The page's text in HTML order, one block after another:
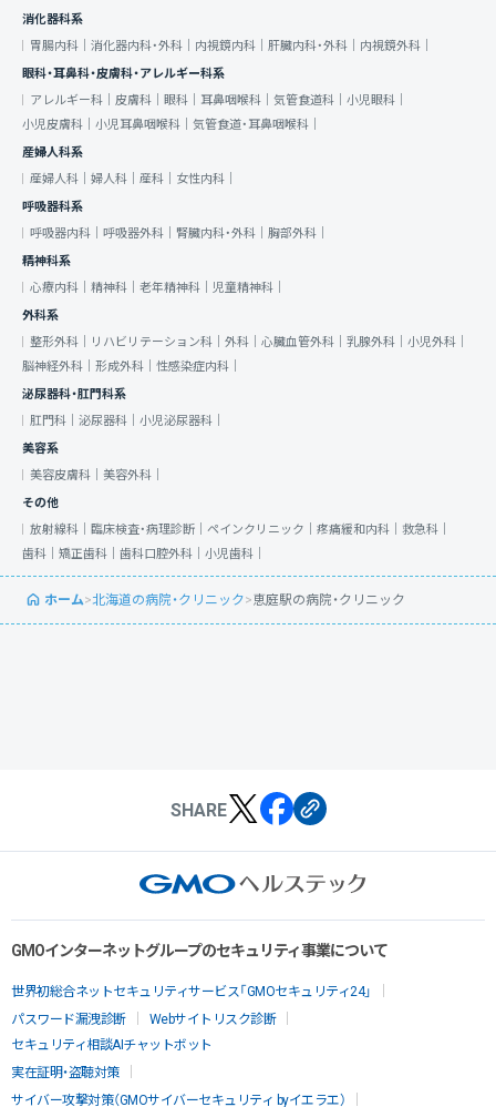
消化器科系
胃腸内科｜ 消化器内科・外科｜ 内視鏡内科｜ 肝臓内科・外科｜ 内視鏡外科｜
眼科・耳鼻科・皮膚科・アレルギー科系
アレルギー科｜ 皮膚科｜ 眼科｜ 耳鼻咽喉科｜ 気管食道科｜ 小児眼科｜
小児皮膚科｜ 小児耳鼻咽喉科｜ 気管食道・耳鼻咽喉科｜
産婦人科系
産婦人科｜ 婦人科｜ 産科｜ 女性内科｜
呼吸器科系
呼吸器内科｜ 呼吸器外科｜ 腎臓内科・外科｜ 胸部外科｜
精神科系
心療内科｜ 精神科｜ 老年精神科｜ 児童精神科｜
外科系
整形外科｜
リハビリテーション科｜ 外科｜ 心臓血管外科｜ 乳腺外科｜ 小児外科｜
脳神経外科｜ 形成外科｜ 性感染症内科｜
泌尿器科・肛門科系
肛門科｜ 泌尿器科｜ 小児泌尿器科｜
美容系
美容皮膚科｜ 美容外科｜
その他
放射線科｜ 臨床検査・病理診断｜ ペインクリニック｜ 疼痛緩和内科｜ 救急科｜
歯科｜ 矯正歯科｜ 歯科口腔外科｜ 小児歯科｜
ホーム>北海道の病院・クリニック>恵庭駅の病院・クリニック
SHARE
GMOインターネットグループのセキュリティ事業について
世界初総合ネットセキュリティサービス「GMOセキュリティ24」
パスワード漏洩診断
Webサイトリスク診断
セキュリティ相談AIチャットボット
実在証明・盗聴対策
サイバー攻撃対策（GMOサイバーセキュリティ byイエラエ）